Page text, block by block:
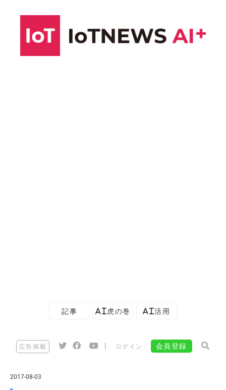
記事 AI虎の巻 AI活用
広告掲載 ログイン 会員登録
2017-08-03